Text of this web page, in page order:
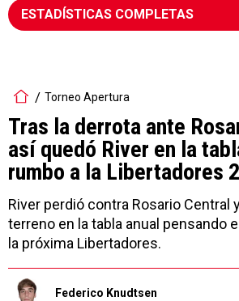
ESTADÍSTICAS COMPLETAS
Torneo Apertura
Tras la derrota ante
así quedó River en la
rumbo a la Libertadores
River perdió contra Rosario Central
terreno en la tabla anual pensando
la próxima Libertadores.
Federico Knudtsen